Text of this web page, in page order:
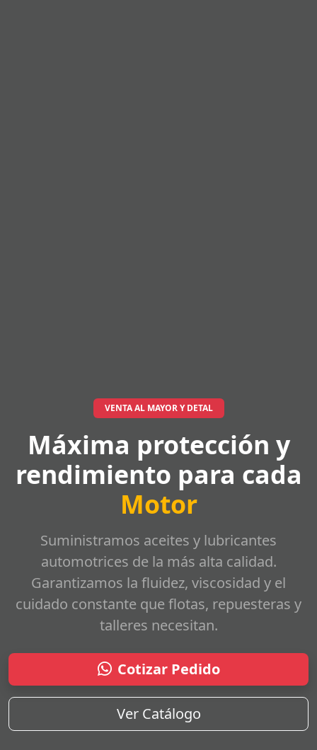
VENTA AL MAYOR Y DETAL
Máxima protección y
rendimiento para cada
Motor
Suministramos aceites y lubricantes
automotrices de la más alta calidad.
Garantizamos la fluidez, viscosidad y el
cuidado constante que flotas, repuesteras y
talleres necesitan.
Cotizar Pedido
Ver Catálogo